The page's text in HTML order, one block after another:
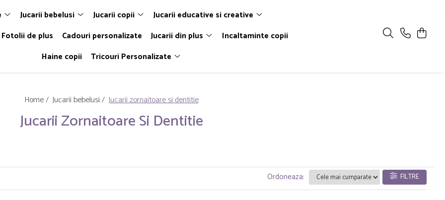
Jucarii bebelusi Jucarii copii
Jucarii educative si creative
Fotolii de plus
Cadouri personalizate Jucarii din plus
Incaltaminte copii
Haine copii
Tricouri Personalizate
Home / Jucarii bebelusi / Jucarii zornaitoare si dentitie
Jucarii Zornaitoare Si Dentitie
FILTRE
Ordoneaza: